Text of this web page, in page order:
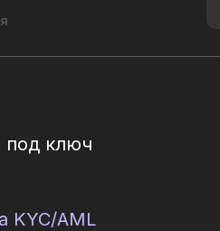
под ключ
KYC/AML